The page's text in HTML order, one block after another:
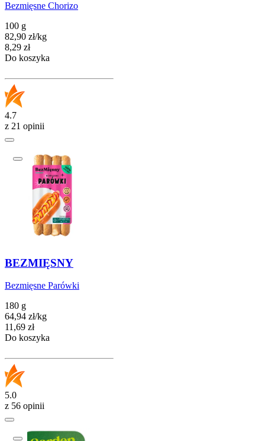
Bezmięsne Chorizo
100 g
82,90 zł/kg
Cena
8,29 zł
Do koszyka
4.7
z 21 opinii
BEZMIĘSNY
Bezmięsne Parówki
180 g
64,94 zł/kg
Cena
11,69 zł
Do koszyka
5.0
z 56 opinii